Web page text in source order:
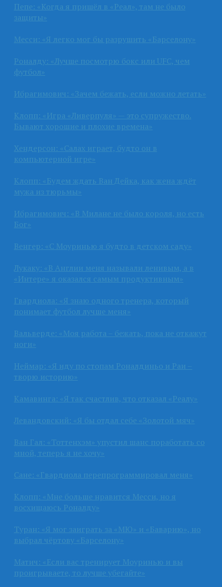
Пепе: «Когда я пришёл в «Реал», там не было
защиты»
Месси: «Я легко мог бы разрушить «Барселону»
Роналду: «Лучше посмотрю бокс или UFC, чем
футбол»
Ибрагимович: «Зачем бежать, если можно летать»
Клопп: «Игра «Ливерпуля» — это супружество.
Бывают хорошие и плохие времена»
Хендерсон: «Салах играет, будто он в
компьютерной игре»
Клопп: «Будем ждать Ван Дейка, как жена ждёт
мужа из тюрьмы»
Ибрагимович: «В Милане не было короля, но есть
Бог»
Венгер: «С Моуринью я будто в детском саду»
Лукаку: «В Англии меня называли ленивым, а в
«Интере» я оказался самым продуктивным»
Гвардиола: «Я знаю одного тренера, который
понимает футбол лучше меня»
Вальверде: «Моя работа – бежать, пока не откажут
ноги»
Неймар: «Я иду по стопам Роналдиньо и Раи –
творю историю»
Камавинга: «Я так счастлив, что отказал «Реалу»
Левандовский: «Я бы отдал себе «Золотой мяч»
Ван Гал: «Тоттенхэм» упустил шанс поработать со
мной, теперь я не хочу»
Сане: «Гвардиола перепрограммировал меня»
Клопп: «Мне больше нравится Месси, но я
восхищаюсь Роналду»
Туран: «Я мог заиграть за «МЮ» и «Баварию», но
выбрал чёртову «Барселону»
Матич: «Если вас тренирует Моуринью и вы
проигрываете, то лучше убегайте»